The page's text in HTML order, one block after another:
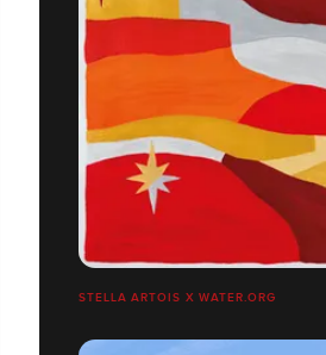
STELLA ARTOIS X WATER.ORG